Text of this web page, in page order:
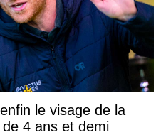
le visage de la
4 ans et demi